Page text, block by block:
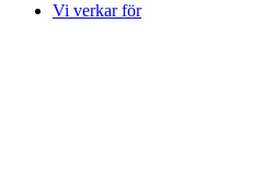
Vi verkar för